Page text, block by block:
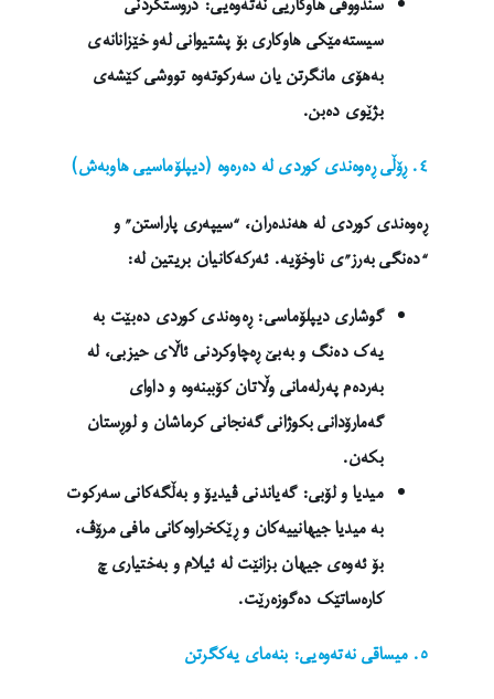
سیستەمێکی هاوکاری بۆ پشتیوانی لەو خێزانانەی
بەهۆی مانگرتن یان سەرکوتەوە تووشی کێشەی
بژێوی دەبن.
٤. ڕۆڵی ڕەوەندی کوردی لە دەرەوە (دیپلۆماسیی هاوبەش)
ڕەوەندی کوردی لە هەندەران، “سیپەری پاراستن” و
“دەنگی بەرز”ی ناوخۆیە. ئەرکەکانیان بریتین لە:
گوشاری دیپلۆماسی: ڕەوەندی کوردی دەبێت بە
یەک دەنگ و بەبێ ڕەچاوکردنی ئاڵای حیزبی، لە
بەردەم پەرلەمانی وڵاتان کۆببنەوە و داوای
گەمارۆدانی بکوژانی گەنجانی کرماشان و لوڕستان
بکەن.
میدیا و لۆبی: گەیاندنی ڤیدیۆ و بەڵگەکانی سەرکوت
بە میدیا جیهانییەکان و ڕێکخراوەکانی مافی مرۆڤ،
بۆ ئەوەی جیهان بزانێت لە ئیلام و بەختیاری چ
کارەساتێک دەگوزەرێت.
٥. میساقی نەتەوەیی: بنەمای یەکگرتن